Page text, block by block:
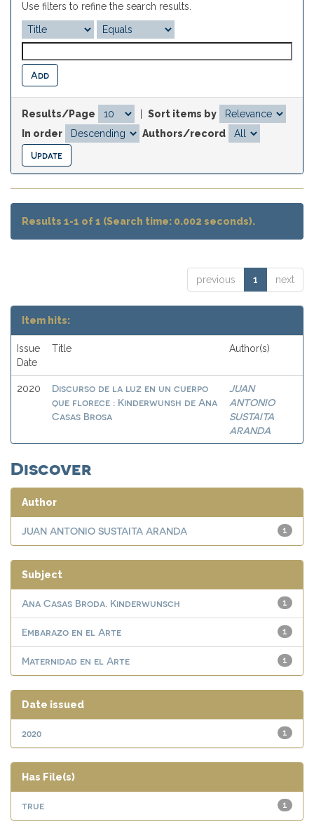
Use filters to refine the search results.
Results/Page
Sort items by
In order
Authors/record
Results 1-1 of 1 (Search time: 0.002 seconds).
previous 1 next
Item hits:
Issue
Date
Title Author(s)
2020
Discurso de la luz en un cuerpo
que florece : Kinderwunsh de Ana
Casas Brosa
JUAN
ANTONIO
SUSTAITA
ARANDA
Discover
Author
1
JUAN ANTONIO SUSTAITA ARANDA
Subject
1
Ana Casas Broda. Kinderwunsch
1
Embarazo en el Arte
1
Maternidad en el Arte
Date issued
1
2020
Has File(s)
1
true